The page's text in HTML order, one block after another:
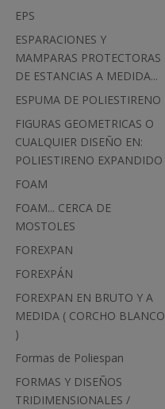
EPS
ESPARACIONES Y
MAMPARAS PROTECTORAS
DE ESTANCIAS A MEDIDA...
ESPUMA DE POLIESTIRENO
FIGURAS GEOMETRICAS O
CUALQUIER DISEÑO EN:
POLIESTIRENO EXPANDIDO
FOAM
FOAM... CERCA DE
MOSTOLES
FOREXPAN
FOREXPÁN
FOREXPAN EN BRUTO Y A
MEDIDA ( CORCHO BLANCO
)
Formas de Poliespan
FORMAS Y DISEÑOS
TRIDIMENSIONALES /